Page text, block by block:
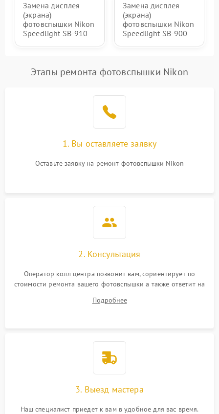
Замена дисплея
(экрана)
фотовспышки Nikon
Speedlight SB-910
Замена дисплея
(экрана)
фотовспышки Nikon
Speedlight SB-900
Этапы ремонта фотовспышки Nikon
1. Вы оставляете заявку
Оставьте заявку на ремонт фотовспышки Nikon
2. Консультация
Оператор колл центра позвонит вам, сориентирует по
стоимости ремонта вашего фотовспышки а также ответит на
Подробнее
3. Выезд мастера
Наш специалист приедет к вам в удобное для вас время.